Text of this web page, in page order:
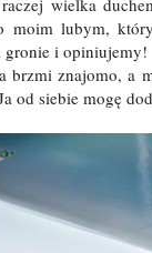
wielka
lubym,
gronie i opiniujemy!
brzmi znajomo,
od siebie mogę